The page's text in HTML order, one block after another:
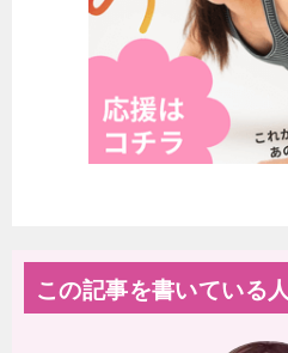
この記事を書いている人